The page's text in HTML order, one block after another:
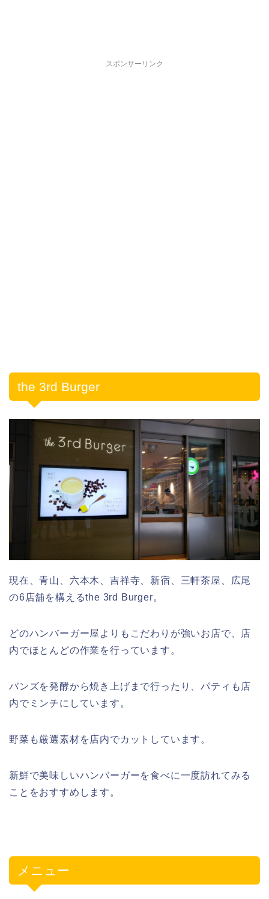
スポンサーリンク
the 3rd Burger
現在、青山、六本木、吉祥寺、新宿、三軒茶屋、広尾
の6店舗を構えるthe 3rd Burger。
どのハンバーガー屋よりもこだわりが強いお店で、店
内でほとんどの作業を行っています。
バンズを発酵から焼き上げまで行ったり、パティも店
内でミンチにしています。
野菜も厳選素材を店内でカットしています。
新鮮で美味しいハンバーガーを食べに一度訪れてみる
ことをおすすめします。
メニュー